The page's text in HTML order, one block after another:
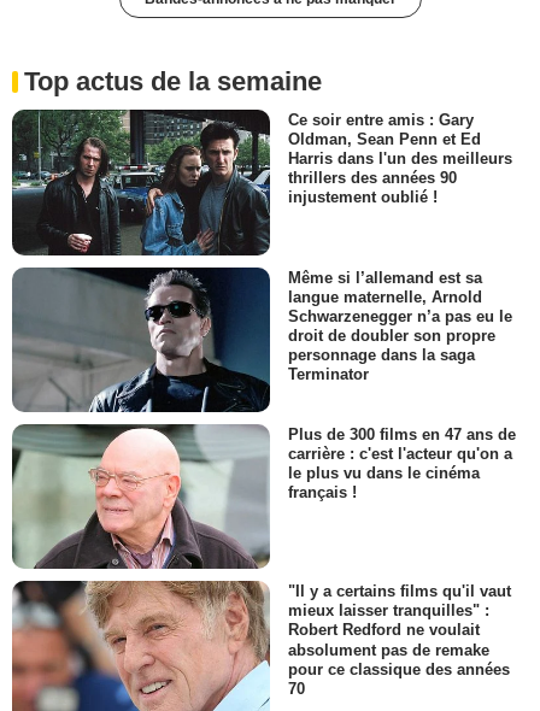
Top actus de la semaine
Ce soir entre amis : Gary
Oldman, Sean Penn et Ed
Harris dans l'un des meilleurs
thrillers des années 90
injustement oublié !
Même si l’allemand est sa
langue maternelle, Arnold
Schwarzenegger n’a pas eu le
droit de doubler son propre
personnage dans la saga
Terminator
Plus de 300 films en 47 ans de
carrière : c'est l'acteur qu'on a
le plus vu dans le cinéma
français !
"Il y a certains films qu'il vaut
mieux laisser tranquilles" :
Robert Redford ne voulait
absolument pas de remake
pour ce classique des années
70